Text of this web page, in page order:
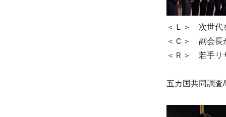
＜Ｌ＞ 次世代
＜Ｃ＞ 副会長
＜Ｒ＞ 若手リ
五カ国共同調査